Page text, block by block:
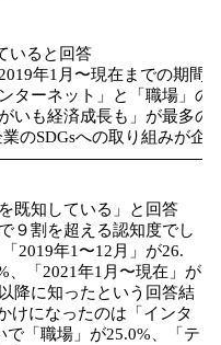
いると回答
年1月〜現在までの期間
ターネット」と「職場」の
いも経済成長も」が最多の
のSDGsへの取り組みが企
既知している」と回答
９割を超える認知度でし
2019年1〜12月」が26.
、「2021年1月〜現在」が
降に知ったという回答結
けになったのは「インタ
で「職場」が25.0%、「テ